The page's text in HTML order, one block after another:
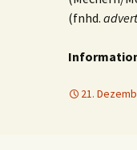
(fnhd.
21.